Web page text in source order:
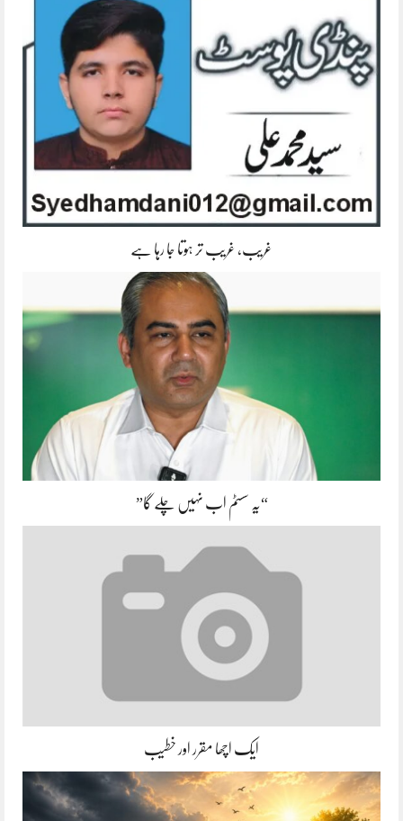
غریب، غریب تر ہوتا جا رہا ہے
“یہ سسٹم اب نہیں چلے گا”
ایک اچھا مقرر اور خطیب